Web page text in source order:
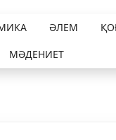
ӘЛЕМ
МӘДЕНИЕТ